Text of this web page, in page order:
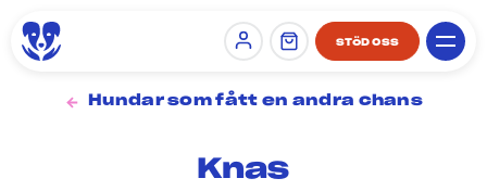
Sign in STÖD OSS
Hundar som fått en andra chans
Knas